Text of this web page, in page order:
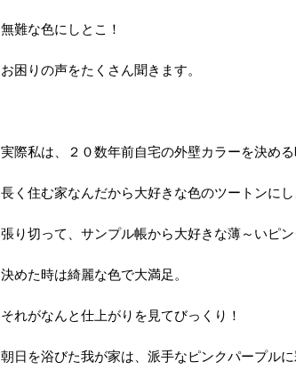
無難な色にしとこ！
お困りの声をたくさん聞きます。
実際私は、２０数年前自宅の外壁カラーを決め
長く住む家なんだから大好きな色のツートンにし
張り切って、サンプル帳から大好きな薄～いピ
決めた時は綺麗な色で大満足。
それがなんと仕上がりを見てびっくり！
朝日を浴びた我が家は、派手なピンクパープル